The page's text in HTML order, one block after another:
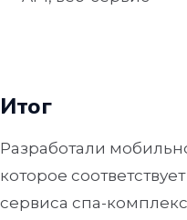
Итог
Разработали
которое
сервиса спа-